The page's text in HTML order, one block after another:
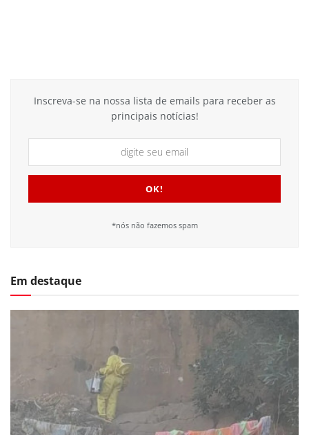
Inscreva-se na nossa lista de emails para receber as
principais notícias!
*nós não fazemos spam
Em destaque